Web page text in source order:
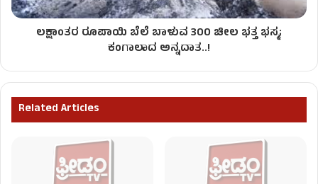
ಲಕ್ಷಾಂತರ ರೂಪಾಯಿ ಬೆಲೆ ಬಾಳುವ 300 ಚೀಲ ಭತ್ತ ಭಸ್ಮ;
ಕಂಗಾಲಾದ ಅನ್ನದಾತ..!
Related Articles